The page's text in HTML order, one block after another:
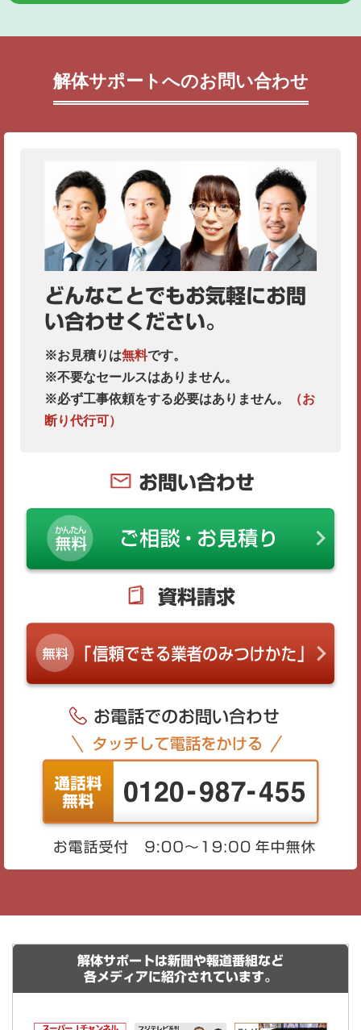
解体サポートへのお問い合わせ
どんなことでもお気軽にお問
い合わせください。
※お見積りは無料です。
※不要なセールスはありません。
※必ず工事依頼をする必要はありません。
（お
断り代行可）
お問い合わせ
資料請求
解体サポートは新聞や報道番組など
各メディアに紹介されています。